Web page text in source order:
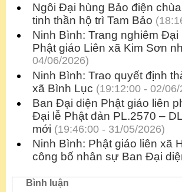
Ngôi Đại hùng Bảo điện
tinh thần hộ trì Tam Bảo
Ninh Bình: Trang nghiêm
Phật giáo Liên xã Kim Sơn
04/06/2026)
Ninh Bình: Trao quyết định
xã Bình Lục (19:12:00 - 02/06/
Ban Đại diện Phật giáo liên
Đại lễ Phật đản PL.2570 –
mới (19:46:00 - 31/05/2026)
Ninh Bình: Phật giáo liên xã
công bố nhân sự Ban Đại
Bình luận